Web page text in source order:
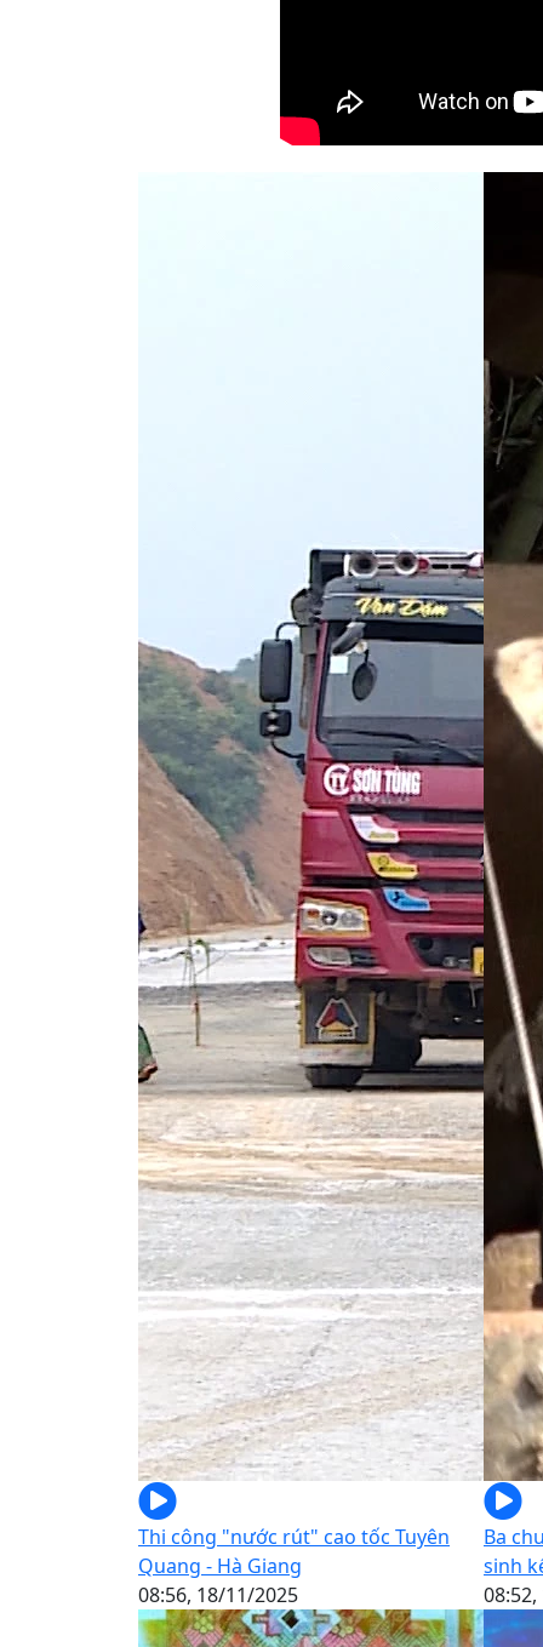
Thi công "nước rút" cao tốc Tuyên
Quang - Hà Giang
08:56, 18/11/2025
Ba
sinh